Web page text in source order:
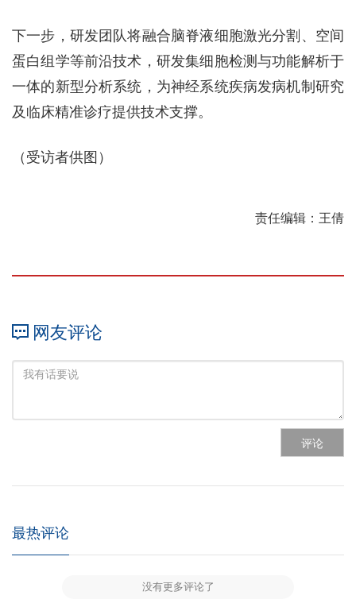
下一步，研发团队将融合脑脊液细胞激光分割、空间
蛋白组学等前沿技术，研发集细胞检测与功能解析于
一体的新型分析系统，为神经系统疾病发病机制研究
及临床精准诊疗提供技术支撑。
（受访者供图）
责任编辑：王倩
网友评论
评论
最热评论
没有更多评论了